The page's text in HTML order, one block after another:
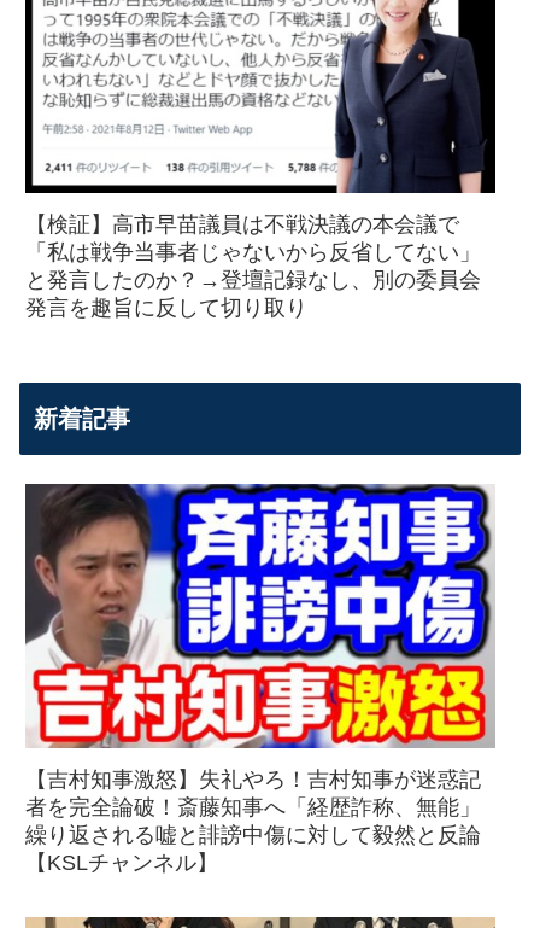
【検証】高市早苗議員は不戦決議の本会議で
「私は戦争当事者じゃないから反省してない」
と発言したのか？→登壇記録なし、別の委員会
発言を趣旨に反して切り取り
新着記事
【吉村知事激怒】失礼やろ！吉村知事が迷惑記
者を完全論破！斎藤知事へ「経歴詐称、無能」
繰り返される嘘と誹謗中傷に対して毅然と反論
【KSLチャンネル】